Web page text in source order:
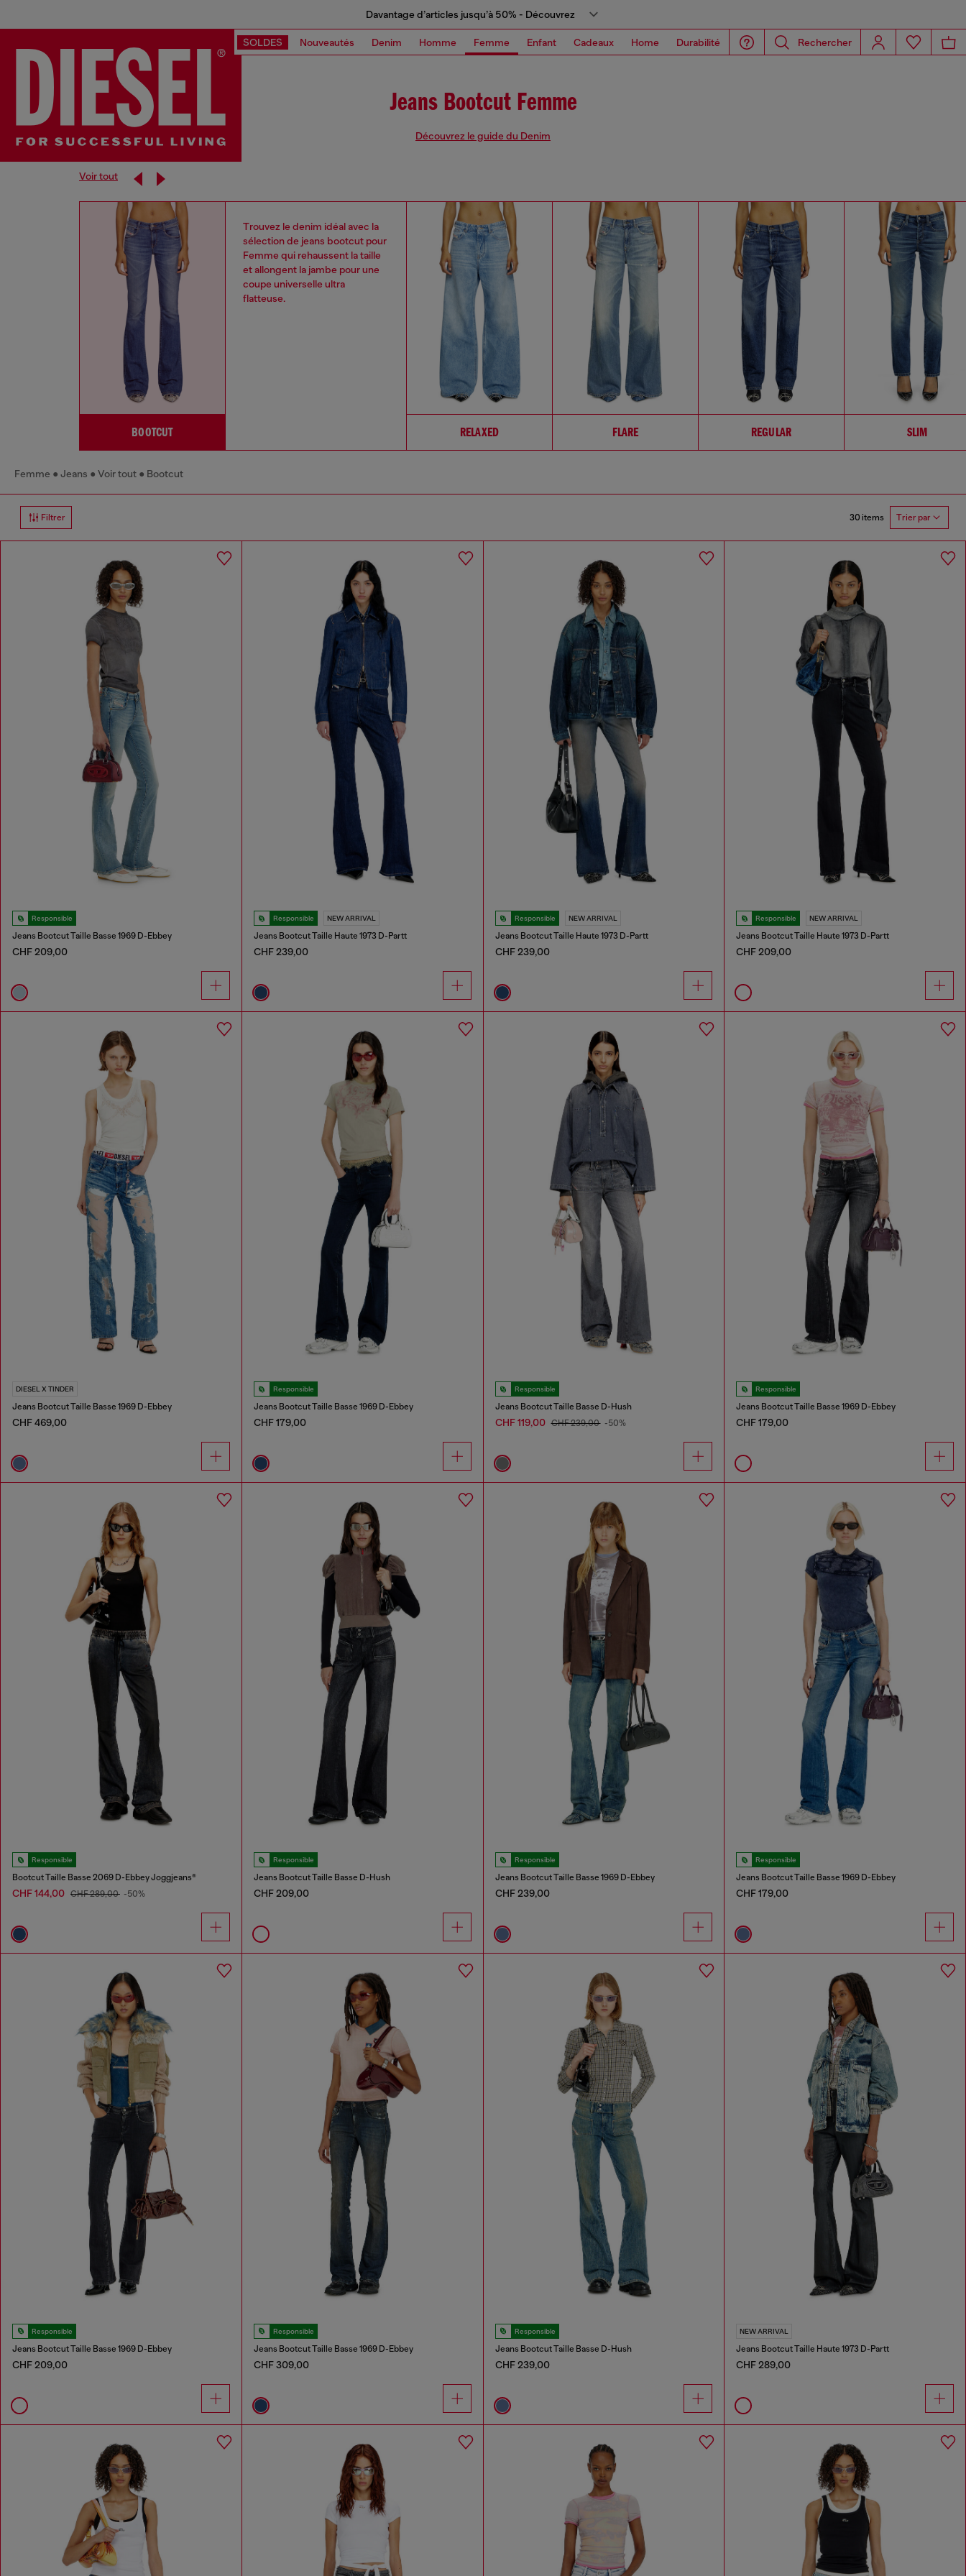
Davantage d’articles jusqu’à 50% - Découvrez
SOLDES Nouveautés Denim Homme Femme Enfant Cadeaux Home Durabilité Rechercher
Jeans Bootcut Femme
Découvrez le guide du Denim
Voir tout
BOOTCUT
Trouvez le denim idéal avec la
sélection de jeans bootcut pour
Femme qui rehaussent la taille
et allongent la jambe pour une
coupe universelle ultra
flatteuse.
RELAXED FLARE REGULAR SLIM
Femme Jeans Voir tout Bootcut
Filtrer 30 items Trier par
Responsible
Jeans Bootcut Taille Basse 1969 D-Ebbey
CHF 209,00
Responsible NEW ARRIVAL
Jeans Bootcut Taille Haute 1973 D-Partt
CHF 239,00
Responsible NEW ARRIVAL
Jeans Bootcut Taille Haute 1973 D-Partt
CHF 239,00
Responsible NEW ARRIVAL
Jeans Bootcut Taille Haute 1973 D-Partt
CHF 209,00
DIESEL X TINDER
Jeans Bootcut Taille Basse 1969 D-Ebbey
CHF 469,00
Responsible
Jeans Bootcut Taille Basse 1969 D-Ebbey
CHF 179,00
Responsible
Jeans Bootcut Taille Basse D-Hush
CHF 119,00 CHF 239,00 -50%
Responsible
Jeans Bootcut Taille Basse 1969 D-Ebbey
CHF 179,00
Responsible
Bootcut Taille Basse 2069 D-Ebbey Joggjeans®
CHF 144,00 CHF 289,00 -50%
Responsible
Jeans Bootcut Taille Basse D-Hush
CHF 209,00
Responsible
Jeans Bootcut Taille Basse 1969 D-Ebbey
CHF 239,00
Responsible
Jeans Bootcut Taille Basse 1969 D-Ebbey
CHF 179,00
Responsible
Jeans Bootcut Taille Basse 1969 D-Ebbey
CHF 209,00
Responsible
Jeans Bootcut Taille Basse 1969 D-Ebbey
CHF 309,00
Responsible
Jeans Bootcut Taille Basse D-Hush
CHF 239,00
NEW ARRIVAL
Jeans Bootcut Taille Haute 1973 D-Partt
CHF 289,00